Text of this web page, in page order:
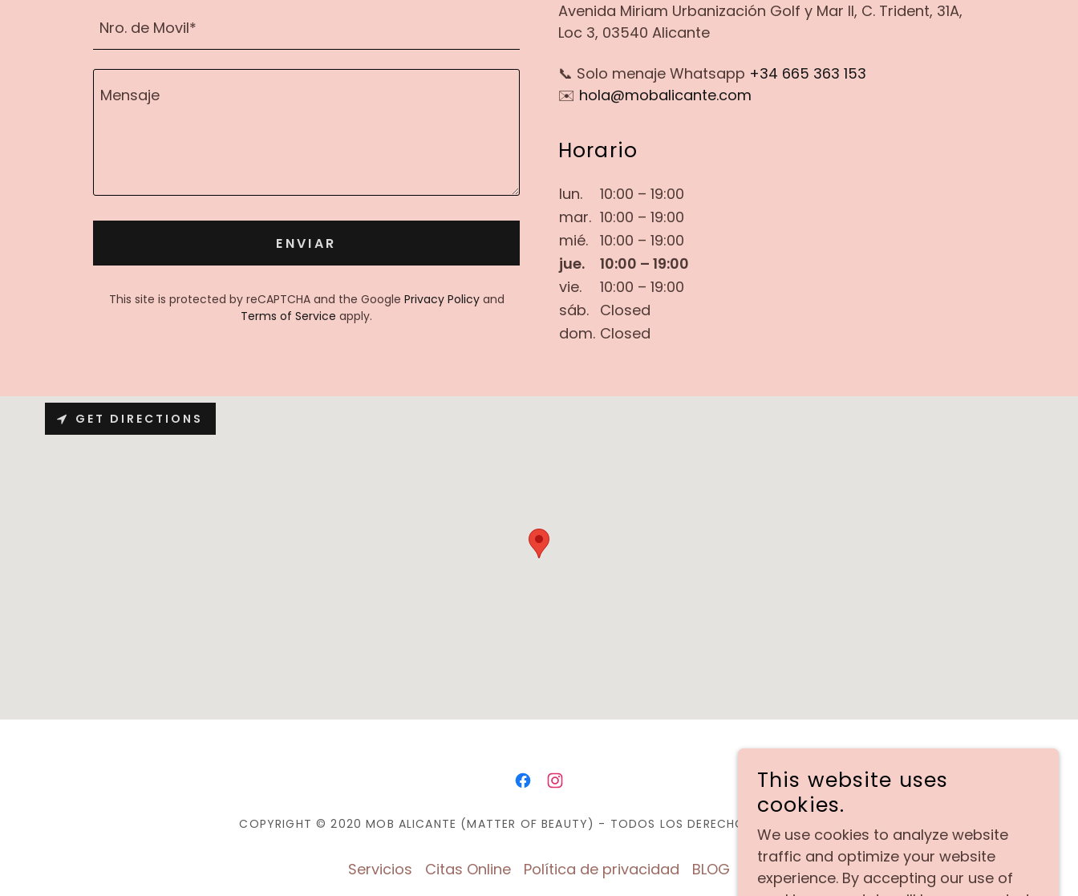
Nro. de Movil*
ENVIAR
This site is protected by reCAPTCHA and the Google Privacy Policyand
Terms of Service apply.
Avenida Miriam Urbanización Golf y Mar II, C. Trident, 31A,
Loc 3, 03540 Alicante
📞 Solo menaje Whatsapp +34 665 363 153
✉️ hola@mobalicante.com
Horario
lun.
10:00 – 19:00
mar. 10:00 – 19:00
mié. 10:00 – 19:00
jue.
10:00 – 19:00
vie.
10:00 – 19:00
sáb. Closed
dom. Closed
GET DIRECTIONS
COPYRIGHT © 2020 MOB ALICANTE (MATTER OF BEAUTY) - TODOS LOS DERECHOS RESERVADOS.
Servicios Citas Online Política de privacidad BLOG
This website uses
cookies.
We use cookies to analyze website
traffic and optimize your website
experience. By accepting our use of